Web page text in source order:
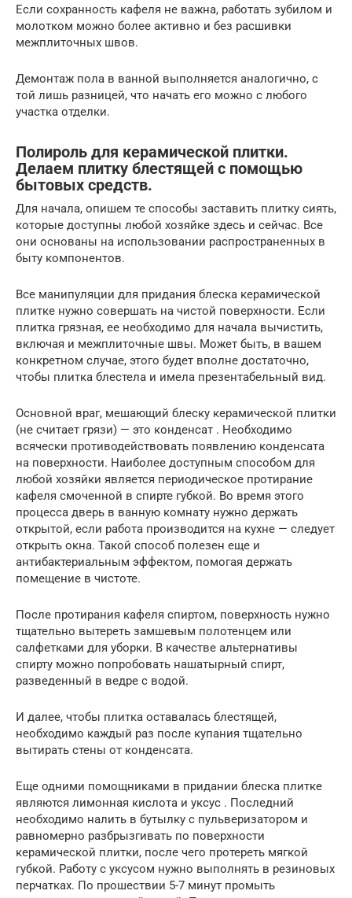
Если сохранность кафеля не важна, работать зубилом и
молотком можно более активно и без расшивки
межплиточных швов.
Демонтаж пола в ванной выполняется аналогично, с
той лишь разницей, что начать его можно с любого
участка отделки.
Полироль для керамической плитки.
Делаем плитку блестящей с помощью
бытовых средств.
Для начала, опишем те способы заставить плитку сиять,
которые доступны любой хозяйке здесь и сейчас. Все
они основаны на использовании распространенных в
быту компонентов.
Все манипуляции для придания блеска керамической
плитке нужно совершать на чистой поверхности. Если
плитка грязная, ее необходимо для начала вычистить,
включая и межплиточные швы. Может быть, в вашем
конкретном случае, этого будет вполне достаточно,
чтобы плитка блестела и имела презентабельный вид.
Основной враг, мешающий блеску керамической плитки
(не считает грязи) — это конденсат . Необходимо
всячески противодействовать появлению конденсата
на поверхности. Наиболее доступным способом для
любой хозяйки является периодическое протирание
кафеля смоченной в спирте губкой. Во время этого
процесса дверь в ванную комнату нужно держать
открытой, если работа производится на кухне — следует
открыть окна. Такой способ полезен еще и
антибактериальным эффектом, помогая держать
помещение в чистоте.
После протирания кафеля спиртом, поверхность нужно
тщательно вытереть замшевым полотенцем или
салфетками для уборки. В качестве альтернативы
спирту можно попробовать нашатырный спирт,
разведенный в ведре с водой.
И далее, чтобы плитка оставалась блестящей,
необходимо каждый раз после купания тщательно
вытирать стены от конденсата.
Еще одними помощниками в придании блеска плитке
являются лимонная кислота и уксус . Последний
необходимо налить в бутылку с пульверизатором и
равномерно разбрызгивать по поверхности
керамической плитки, после чего протереть мягкой
губкой. Работу с уксусом нужно выполнять в резиновых
перчатках. По прошествии 5-7 минут промыть